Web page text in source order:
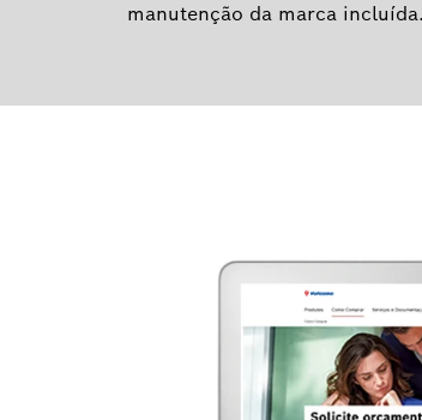
manutenção da marca incluída.